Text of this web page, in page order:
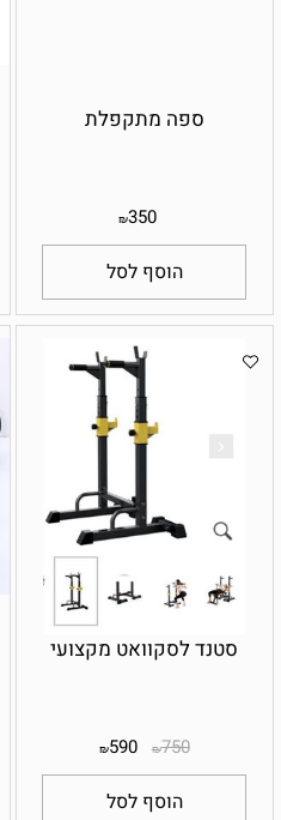
ספה מתקפלת
₪350
הוסף לסל
סטנד לסקוואט מקצועי
₪750
₪590
הוסף לסל